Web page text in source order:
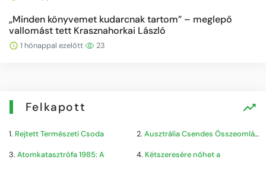
„Minden könyvemet kudarcnak tartom” – meglepő
vallomást tett Krasznahorkai László
1 hónappal ezelőtt 23
Felkapott
1. Rejtett Természeti Csoda 2. Ausztrália Csendes Összeomlása
3. Atomkatasztrófa 1985: A 4. Kétszeresére nőhet a